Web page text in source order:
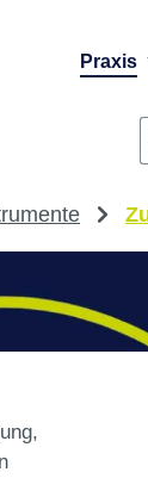
Praxis